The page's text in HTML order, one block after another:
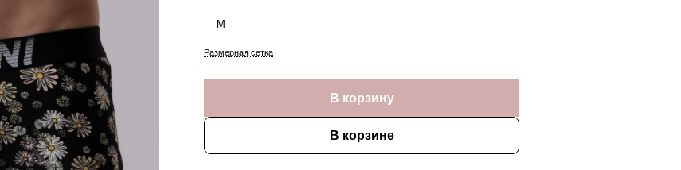
M
Размерная сетка
В корзину
В корзине